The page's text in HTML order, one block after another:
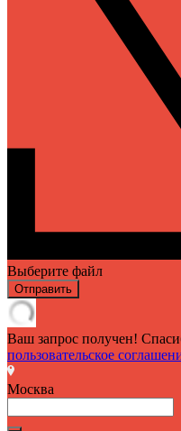
Выберите файл
Отправить
Ваш запрос получен!
пользовательское
Москва